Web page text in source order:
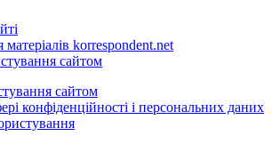
korrespondent.net
сайтом
сайтом
конфіденційності і персональних даних